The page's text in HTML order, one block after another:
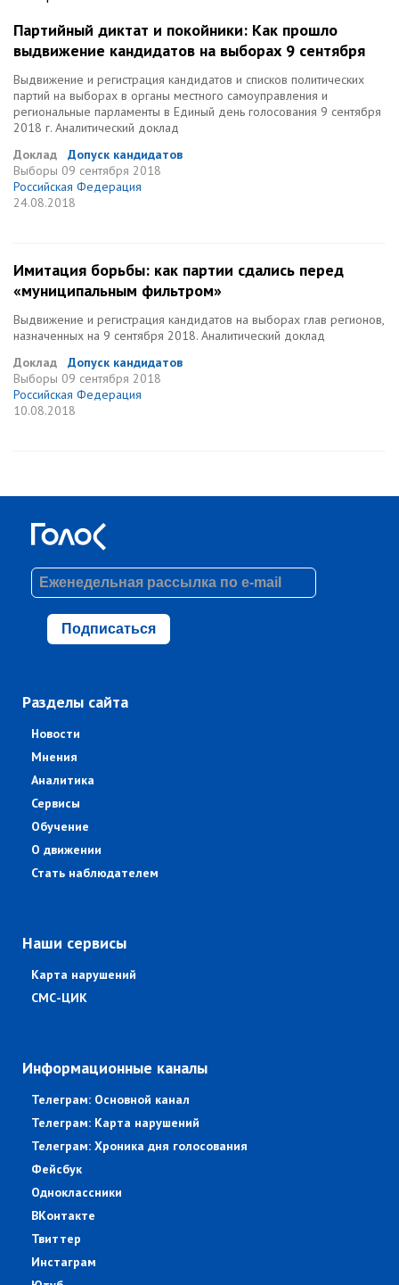
Партийный диктат и покойники: Как прошло
выдвижение кандидатов на выборах 9 сентября
Выдвижение и регистрация кандидатов и списков политических
партий на выборах в органы местного самоуправления и
региональные парламенты в Единый день голосования 9 сентября
2018 г. Аналитический доклад
Доклад
Допуск кандидатов
Выборы 09 сентября 2018
Российская Федерация
24.08.2018
Имитация борьбы: как партии сдались перед
«муниципальным фильтром»
Выдвижение и регистрация кандидатов на выборах глав регионов,
назначенных на 9 сентября 2018. Аналитический доклад
Доклад
Допуск кандидатов
Выборы 09 сентября 2018
Российская Федерация
10.08.2018
Подписаться
Разделы сайта
Новости
Мнения
Аналитика
Сервисы
Обучение
О движении
Стать наблюдателем
Наши сервисы
Карта нарушений
СМС-ЦИК
Информационные каналы
Телеграм: Основной канал
Телеграм: Карта нарушений
Телеграм: Хроника дня голосования
Фейсбук
Одноклассники
ВКонтакте
Твиттер
Инстаграм